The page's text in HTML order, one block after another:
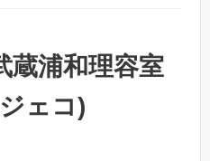
浦和理容室
ェコ)